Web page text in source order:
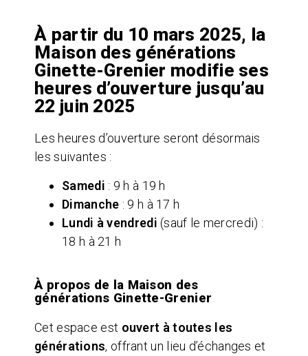
À partir du 10 mars 2025, la
Maison des générations
Ginette-Grenier modifie ses
heures d’ouverture jusqu’au
22 juin 2025
Les heures d’ouverture seront désormais
les suivantes :
Samedi : 9 h à 19 h
Dimanche : 9 h à 17 h
Lundi à vendredi (sauf le mercredi) :
18 h à 21 h
À propos de la Maison des
générations Ginette-Grenier
Cet espace est ouvert à toutes les
générations, offrant un lieu d’échanges et